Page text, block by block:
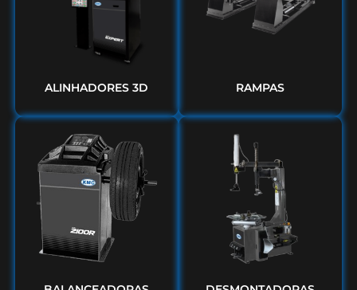
ALINHADORES 3D RAMPAS